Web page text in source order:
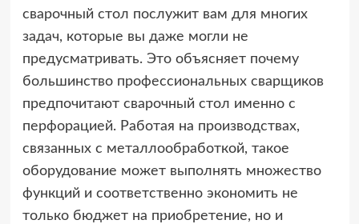
сварочный стол послужит вам для многих
задач, которые вы даже могли не
предусматривать. Это объясняет почему
большинство профессиональных сварщиков
предпочитают сварочный стол именно с
перфорацией. Работая на производствах,
связанных с металлообработкой, такое
оборудование может выполнять множество
функций и соответственно экономить не
только бюджет на приобретение, но и